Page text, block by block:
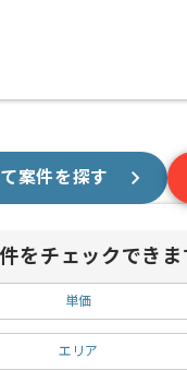
案件を探す
をチェックできま
単価
エリア